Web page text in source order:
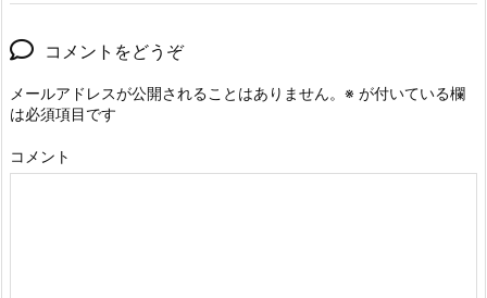
コメントをどうぞ
メールアドレスが公開されることはありません。 ※ が付いている欄
は必須項目です
コメント